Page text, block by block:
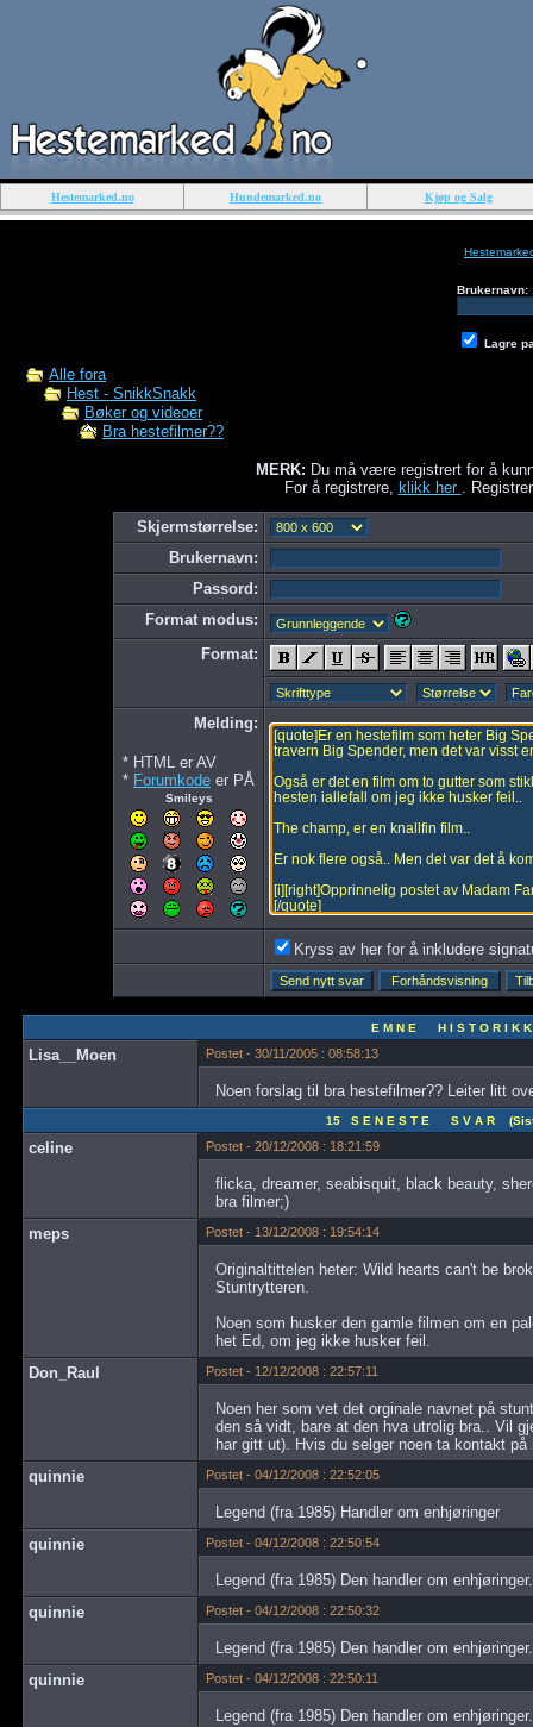
Hestemarked.no Hundemarked.no Kjøp og Salg
Brukernavn:
Lagre
Alle fora
Hest - SnikkSnakk
Bøker og videoer
Bra hestefilmer??
MERK: Du må være registrert for å
For å registrere,
klikk her .
Skjermstørrelse:
Brukernavn:
Passord:
Format modus:
Format:
Melding:
* HTML er AV
* Forumkode er PÅ
Smileys
Kryss av her for å inkludere
E M N E H I S T O R I K K
Lisa__Moen Postet - 30/11/2005 : 08:58:13
Noen forslag til bra hestefilmer?? Leiter litt
15 S E N E S T E S V A R
celine Postet - 20/12/2008 : 18:21:59
flicka, dreamer, seabisquit, black beauty,
bra filmer;)
meps
Postet - 13/12/2008 : 19:54:14
Originaltittelen heter: Wild hearts can't be
Stuntrytteren.
Noen som husker den gamle filmen om en
het Ed, om jeg ikke husker feil.
Don_Raul
Postet - 12/12/2008 : 22:57:11
Noen her som vet det orginale navnet på
den så vidt, bare at den hva utrolig bra.. Vil
har gitt ut). Hvis du selger noen ta kontakt
quinnie
Postet - 04/12/2008 : 22:52:05
Legend (fra 1985) Handler om enhjøringer
quinnie
Postet - 04/12/2008 : 22:50:54
Legend (fra 1985) Den handler om
quinnie
Postet - 04/12/2008 : 22:50:32
Legend (fra 1985) Den handler om
quinnie
Postet - 04/12/2008 : 22:50:11
Legend (fra 1985) Den handler om